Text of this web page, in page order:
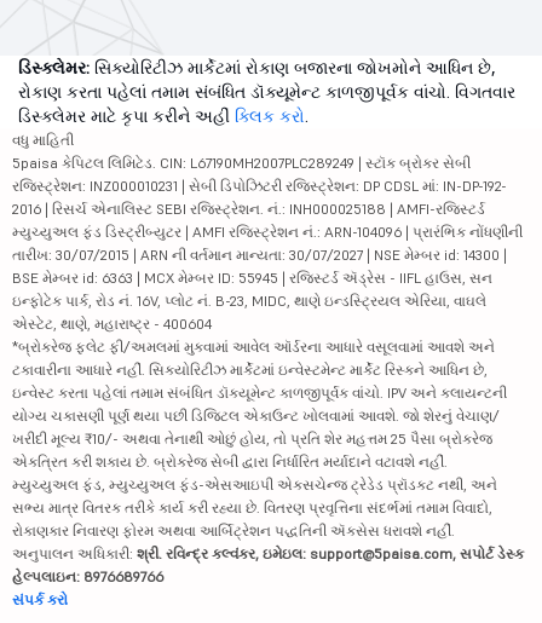
ડિસ્ક્લેમર: સિક્યોરિટીઝ માર્કેટમાં રોકાણ બજારના જોખમોને આધિન છે,
રોકાણ કરતા પહેલાં તમામ સંબંધિત ડૉક્યૂમેન્ટ કાળજીપૂર્વક વાંચો. વિગતવાર
ડિસ્ક્લેમર માટે કૃપા કરીને અહીં ક્લિક કરો.
વધુ માહિતી
5paisa કેપિટલ લિમિટેડ. CIN: L67190MH2007PLC289249 | સ્ટૉક બ્રોકર સેબી
રજિસ્ટ્રેશન: INZ000010231 | સેબી ડિપોઝિટરી રજિસ્ટ્રેશન: DP CDSL માં: IN-DP-192-
2016 | રિસર્ચ એનાલિસ્ટ SEBI રજિસ્ટ્રેશન. નં.: INH000025188 | AMFI-રજિસ્ટર્ડ
મ્યુચ્યુઅલ ફંડ ડિસ્ટ્રીબ્યુટર | AMFI રજિસ્ટ્રેશન નં.: ARN-104096 | પ્રારંભિક નોંધણીની
તારીખ: 30/07/2015 | ARN ની વર્તમાન માન્યતા: 30/07/2027 | NSE મેમ્બર id: 14300 |
BSE મેમ્બર id: 6363 | MCX મેમ્બર ID: 55945 | રજિસ્ટર્ડ ઍડ્રેસ - IIFL હાઉસ, સન
ઇન્ફોટેક પાર્ક, રોડ નં. 16V, પ્લોટ નં. B-23, MIDC, થાણે ઇન્ડસ્ટ્રિયલ એરિયા, વાઘલે
એસ્ટેટ, થાણે, મહારાષ્ટ્ર - 400604
*બ્રોકરેજ ફ્લેટ ફી/અમલમાં મુકવામાં આવેલ ઑર્ડરના આધારે વસૂલવામાં આવશે અને
ટકાવારીના આધારે નહીં. સિક્યોરિટીઝ માર્કેટમાં ઇન્વેસ્ટમેન્ટ માર્કેટ રિસ્કને આધિન છે,
ઇન્વેસ્ટ કરતા પહેલાં તમામ સંબંધિત ડૉક્યૂમેન્ટ કાળજીપૂર્વક વાંચો. IPV અને ક્લાયન્ટની
યોગ્ય ચકાસણી પૂર્ણ થયા પછી ડિજિટલ એકાઉન્ટ ખોલવામાં આવશે. જો શેરનું વેચાણ/
ખરીદી મૂલ્ય ₹10/- અથવા તેનાથી ઓછું હોય, તો પ્રતિ શેર મહત્તમ 25 પૈસા બ્રોકરેજ
એકત્રિત કરી શકાય છે. બ્રોકરેજ સેબી દ્વારા નિર્ધારિત મર્યાદાને વટાવશે નહીં.
મ્યુચ્યુઅલ ફંડ, મ્યુચ્યુઅલ ફંડ-એસઆઇપી એક્સચેન્જ ટ્રેડેડ પ્રૉડક્ટ નથી, અને
સભ્ય માત્ર વિતરક તરીકે કાર્ય કરી રહ્યા છે. વિતરણ પ્રવૃત્તિના સંદર્ભમાં તમામ વિવાદો,
રોકાણકાર નિવારણ ફોરમ અથવા આર્બિટ્રેશન પદ્ધતિની ઍક્સેસ ધરાવશે નહીં.
અનુપાલન અધિકારી: શ્રી. રવિન્દ્ર કલ્વંકર, ઇમેઇલ: support@5paisa.com, સપોર્ટ ડેસ્ક
હેલ્પલાઇન: 8976689766
સંપર્ક કરો